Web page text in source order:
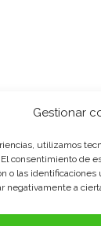
Gestionar
utilizamos
consentimiento de
o las
negativamente a